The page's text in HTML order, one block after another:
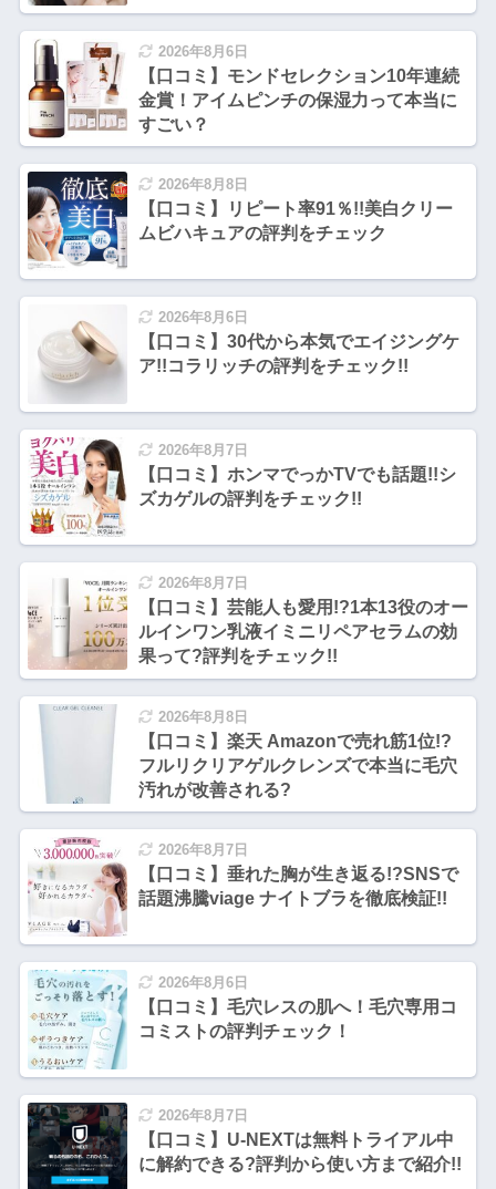
2026年8月6日
【口コミ】モンドセレクション10年連続
金賞！アイムピンチの保湿力って本当に
すごい？
2026年8月8日
【口コミ】リピート率91％!!美白クリー
ムビハキュアの評判をチェック
2026年8月6日
【口コミ】30代から本気でエイジングケ
ア!!コラリッチの評判をチェック!!
2026年8月7日
【口コミ】ホンマでっかTVでも話題!!シ
ズカゲルの評判をチェック!!
2026年8月7日
【口コミ】芸能人も愛用!?1本13役のオー
ルインワン乳液イミニリペアセラムの効
果って?評判をチェック!!
2026年8月8日
【口コミ】楽天 Amazonで売れ筋1位!?
フルリクリアゲルクレンズで本当に毛穴
汚れが改善される?
2026年8月7日
【口コミ】垂れた胸が生き返る!?SNSで
話題沸騰viage ナイトブラを徹底検証!!
2026年8月6日
【口コミ】毛穴レスの肌へ！毛穴専用コ
コミストの評判チェック！
2026年8月7日
【口コミ】U-NEXTは無料トライアル中
に解約できる?評判から使い方まで紹介!!